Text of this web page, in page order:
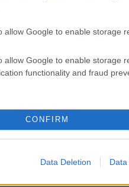
allow Google to enable storage
allow Google to enable storage
functionality and fraud
CONFIRM
Data Deletion Data